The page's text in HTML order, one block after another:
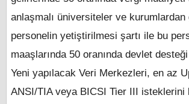
anlaşmalı üniversiteler ve
personelin yetiştirilmesi şartı ile bu
maaşlarında 50 oranında devlet
Yeni yapılacak Veri Merkezleri, en az
ANSI/TIA veya BICSI Tier III isteklerini